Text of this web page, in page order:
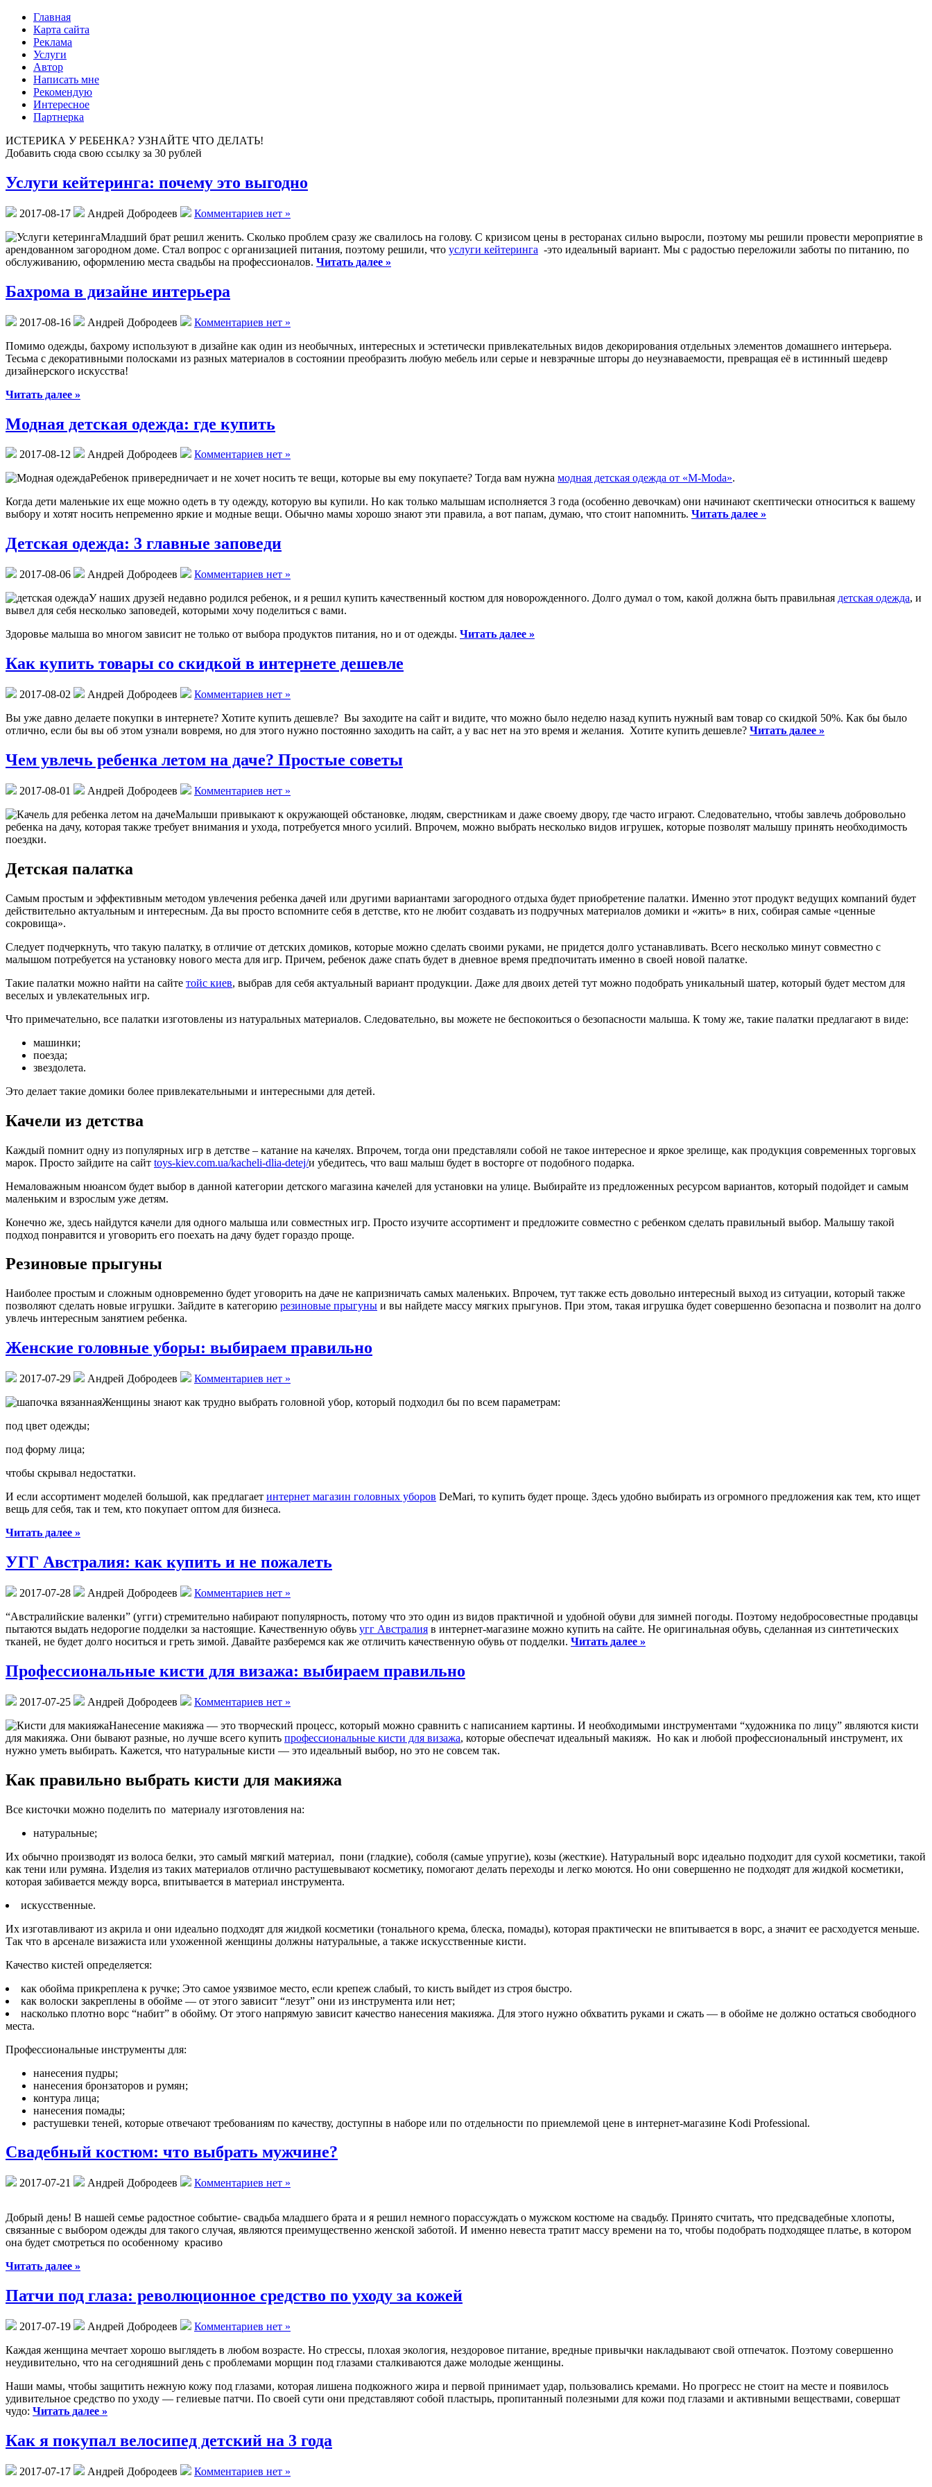
Главная
Карта сайта
Реклама
Услуги
Автор
Написать мне
Рекомендую
Интересное
Партнерка
ИСТЕРИКА У РЕБЕНКА? УЗНАЙТЕ ЧТО ДЕЛАТЬ!
Добавить сюда свою ссылку за 30 рублей
Услуги кейтеринга: почему это выгодно
2017-08-17 Андрей Добродеев
Комментариев нет »
Младший брат решил женить. Сколько проблем сразу же свалилось на голову. С кризисом цены в ресторанах сильно выросли, поэтому мы решили провести мероприятие в
арендованном загородном доме. Стал вопрос с организацией питания, поэтому решили, что услуги кейтеринга -это идеальный вариант. Мы с радостью переложили заботы по питанию, по
обслуживанию, оформлению места свадьбы на профессионалов. Читать далее »
Бахрома в дизайне интерьера
2017-08-16 Андрей Добродеев
Комментариев нет »
Помимо одежды, бахрому используют в дизайне как один из необычных, интересных и эстетически привлекательных видов декорирования отдельных элементов домашнего интерьера.
Тесьма с декоративными полосками из разных материалов в состоянии преобразить любую мебель или серые и невзрачные шторы до неузнаваемости, превращая её в истинный шедевр
дизайнерского искусства!
Читать далее »
Модная детская одежда: где купить
2017-08-12 Андрей Добродеев
Комментариев нет »
Ребенок привередничает и не хочет носить те вещи, которые вы ему покупаете? Тогда вам нужна модная детская одежда от «M-Moda».
Когда дети маленькие их еще можно одеть в ту одежду, которую вы купили. Но как только малышам исполняется 3 года (особенно девочкам) они начинают скептически относиться к вашему
выбору и хотят носить непременно яркие и модные вещи. Обычно мамы хорошо знают эти правила, а вот папам, думаю, что стоит напомнить. Читать далее »
Детская одежда: 3 главные заповеди
2017-08-06 Андрей Добродеев
Комментариев нет »
У наших друзей недавно родился ребенок, и я решил купить качественный костюм для новорожденного. Долго думал о том, какой должна быть правильная детская одежда, и
вывел для себя несколько заповедей, которыми хочу поделиться с вами.
Здоровье малыша во многом зависит не только от выбора продуктов питания, но и от одежды. Читать далее »
Как купить товары со скидкой в интернете дешевле
2017-08-02 Андрей Добродеев
Комментариев нет »
Вы уже давно делаете покупки в интернете? Хотите купить дешевле? Вы заходите на сайт и видите, что можно было неделю назад купить нужный вам товар со скидкой 50%. Как бы было
отлично, если бы вы об этом узнали вовремя, но для этого нужно постоянно заходить на сайт, а у вас нет на это время и желания. Хотите купить дешевле? Читать далее »
Чем увлечь ребенка летом на даче? Простые советы
2017-08-01 Андрей Добродеев
Комментариев нет »
Малыши привыкают к окружающей обстановке, людям, сверстникам и даже своему двору, где часто играют. Следовательно, чтобы завлечь добровольно
ребенка на дачу, которая также требует внимания и ухода, потребуется много усилий. Впрочем, можно выбрать несколько видов игрушек, которые позволят малышу принять необходимость
поездки.
Детская палатка
Самым простым и эффективным методом увлечения ребенка дачей или другими вариантами загородного отдыха будет приобретение палатки. Именно этот продукт ведущих компаний будет
действительно актуальным и интересным. Да вы просто вспомните себя в детстве, кто не любит создавать из подручных материалов домики и «жить» в них, собирая самые «ценные
сокровища».
Следует подчеркнуть, что такую палатку, в отличие от детских домиков, которые можно сделать своими руками, не придется долго устанавливать. Всего несколько минут совместно с
малышом потребуется на установку нового места для игр. Причем, ребенок даже спать будет в дневное время предпочитать именно в своей новой палатке.
Такие палатки можно найти на сайте тойс киев, выбрав для себя актуальный вариант продукции. Даже для двоих детей тут можно подобрать уникальный шатер, который будет местом для
веселых и увлекательных игр.
Что примечательно, все палатки изготовлены из натуральных материалов. Следовательно, вы можете не беспокоиться о безопасности малыша. К тому же, такие палатки предлагают в виде:
машинки;
поезда;
звездолета.
Это делает такие домики более привлекательными и интересными для детей.
Качели из детства
Каждый помнит одну из популярных игр в детстве – катание на качелях. Впрочем, тогда они представляли собой не такое интересное и яркое зрелище, как продукция современных торговых
марок. Просто зайдите на сайт toys-kiev.com.ua/kacheli-dlia-detej/и убедитесь, что ваш малыш будет в восторге от подобного подарка.
Немаловажным нюансом будет выбор в данной категории детского магазина качелей для установки на улице. Выбирайте из предложенных ресурсом вариантов, который подойдет и самым
маленьким и взрослым уже детям.
Конечно же, здесь найдутся качели для одного малыша или совместных игр. Просто изучите ассортимент и предложите совместно с ребенком сделать правильный выбор. Малышу такой
подход понравится и уговорить его поехать на дачу будет гораздо проще.
Резиновые прыгуны
Наиболее простым и сложным одновременно будет уговорить на даче не капризничать самых маленьких. Впрочем, тут также есть довольно интересный выход из ситуации, который также
позволяют сделать новые игрушки. Зайдите в категорию резиновые прыгуны и вы найдете массу мягких прыгунов. При этом, такая игрушка будет совершенно безопасна и позволит на долго
увлечь интересным занятием ребенка.
Женские головные уборы: выбираем правильно
2017-07-29 Андрей Добродеев
Комментариев нет »
Женщины знают как трудно выбрать головной убор, который подходил бы по всем параметрам:
под цвет одежды;
под форму лица;
чтобы скрывал недостатки.
И если ассортимент моделей большой, как предлагает интернет магазин головных уборов DeMari, то купить будет проще. Здесь удобно выбирать из огромного предложения как тем, кто ищет
вещь для себя, так и тем, кто покупает оптом для бизнеса.
Читать далее »
УГГ Австралия: как купить и не пожалеть
2017-07-28 Андрей Добродеев
Комментариев нет »
“Австралийские валенки” (угги) стремительно набирают популярность, потому что это один из видов практичной и удобной обуви для зимней погоды. Поэтому недобросовестные продавцы
пытаются выдать недорогие подделки за настоящие. Качественную обувь угг Австралия в интернет-магазине можно купить на сайте. Не оригинальная обувь, сделанная из синтетических
тканей, не будет долго носиться и греть зимой. Давайте разберемся как же отличить качественную обувь от подделки. Читать далее »
Профессиональные кисти для визажа: выбираем правильно
2017-07-25 Андрей Добродеев
Комментариев нет »
Нанесение макияжа — это творческий процесс, который можно сравнить с написанием картины. И необходимыми инструментами “художника по лицу” являются кисти
для макияжа. Они бывают разные, но лучше всего купить профессиональные кисти для визажа, которые обеспечат идеальный макияж. Но как и любой профессиональный инструмент, их
нужно уметь выбирать. Кажется, что натуральные кисти — это идеальный выбор, но это не совсем так.
Как правильно выбрать кисти для макияжа
Все кисточки можно поделить по материалу изготовления на:
натуральные;
Их обычно производят из волоса белки, это самый мягкий материал, пони (гладкие), соболя (самые упругие), козы (жесткие). Натуральный ворс идеально подходит для сухой косметики, такой
как тени или румяна. Изделия из таких материалов отлично растушевывают косметику, помогают делать переходы и легко моются. Но они совершенно не подходят для жидкой косметики,
которая забивается между ворса, впитывается в материал инструмента.
искусственные.
Их изготавливают из акрила и они идеально подходят для жидкой косметики (тонального крема, блеска, помады), которая практически не впитывается в ворс, а значит ее расходуется меньше.
Так что в арсенале визажиста или ухоженной женщины должны натуральные, а также искусственные кисти.
Качество кистей определяется:
как обойма прикреплена к ручке; Это самое уязвимое место, если крепеж слабый, то кисть выйдет из строя быстро.
как волоски закреплены в обойме — от этого зависит “лезут” они из инструмента или нет;
насколько плотно ворс “набит” в обойму. От этого напрямую зависит качество нанесения макияжа. Для этого нужно обхватить руками и сжать — в обойме не должно остаться свободного
места.
Профессиональные инструменты для:
нанесения пудры;
нанесения бронзаторов и румян;
контура лица;
нанесения помады;
растушевки теней, которые отвечают требованиям по качеству, доступны в наборе или по отдельности по приемлемой цене в интернет-магазине Kodi Professional.
Свадебный костюм: что выбрать мужчине?
2017-07-21 Андрей Добродеев Комментариев нет »
Добрый день! В нашей семье радостное событие- свадьба младшего брата и я решил немного порассуждать о мужском костюме на свадьбу. Принято считать, что предсвадебные хлопоты,
связанные с выбором одежды для такого случая, являются преимущественно женской заботой. И именно невеста тратит массу времени на то, чтобы подобрать подходящее платье, в котором
она будет смотреться по особенному красиво
Читать далее »
Патчи под глаза: революционное средство по уходу за кожей
2017-07-19 Андрей Добродеев
Комментариев нет »
Каждая женщина мечтает хорошо выглядеть в любом возрасте. Но стрессы, плохая экология, нездоровое питание, вредные привычки накладывают свой отпечаток. Поэтому совершенно
неудивительно, что на сегодняшний день с проблемами морщин под глазами сталкиваются даже молодые женщины.
Наши мамы, чтобы защитить нежную кожу под глазами, которая лишена подкожного жира и первой принимает удар, пользовались кремами. Но прогресс не стоит на месте и появилось
удивительное средство по уходу — гелиевые патчи. По своей сути они представляют собой пластырь, пропитанный полезными для кожи под глазами и активными веществами, совершат
чудо: Читать далее »
Как я покупал велосипед детский на 3 года
2017-07-17 Андрей Добродеев Комментариев нет »